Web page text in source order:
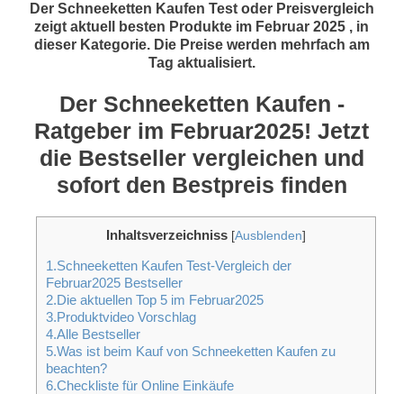
Der Schneeketten Kaufen Test oder Preisvergleich
zeigt aktuell besten Produkte im Februar 2025 , in
dieser Kategorie. Die Preise werden mehrfach am
Tag aktualisiert.
Der Schneeketten Kaufen -
Ratgeber im Februar2025! Jetzt
die Bestseller vergleichen und
sofort den Bestpreis finden
Inhaltsverzeichniss [Ausblenden]
1.Schneeketten Kaufen Test-Vergleich der
Februar2025 Bestseller
2.Die aktuellen Top 5 im Februar2025
3.Produktvideo Vorschlag
4.Alle Bestseller
5.Was ist beim Kauf von Schneeketten Kaufen zu
beachten?
6.Checkliste für Online Einkäufe